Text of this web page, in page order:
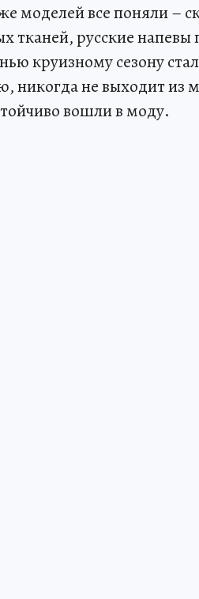
моделей все поняли –
тканей, русские напевы
круизному сезону
никогда не выходит из
вошли в моду.